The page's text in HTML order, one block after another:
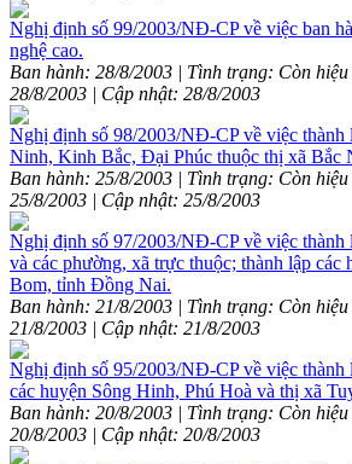
Nghị định số 99/2003/NĐ-CP về việc ban
nghệ cao.
Ban hành: 28/8/2003 | Tình trạng: Còn
28/8/2003 | Cập nhật: 28/8/2003
Nghị định số 98/2003/NĐ-CP về việc thành
Ninh, Kinh Bắc, Đại Phúc thuộc thị xã Bắc
Ban hành: 25/8/2003 | Tình trạng: Còn
25/8/2003 | Cập nhật: 25/8/2003
Nghị định số 97/2003/NĐ-CP về việc thành
và các phường, xã trực thuộc; thành lập các
Bom, tỉnh Đồng Nai.
Ban hành: 21/8/2003 | Tình trạng: Còn
21/8/2003 | Cập nhật: 21/8/2003
Nghị định số 95/2003/NĐ-CP về việc thành
các huyện Sông Hinh, Phú Hoà và thị xã
Ban hành: 20/8/2003 | Tình trạng: Còn
20/8/2003 | Cập nhật: 20/8/2003